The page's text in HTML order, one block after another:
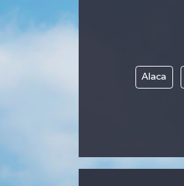
Alaca